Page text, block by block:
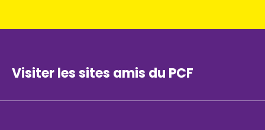
Visiter les sites amis du PCF